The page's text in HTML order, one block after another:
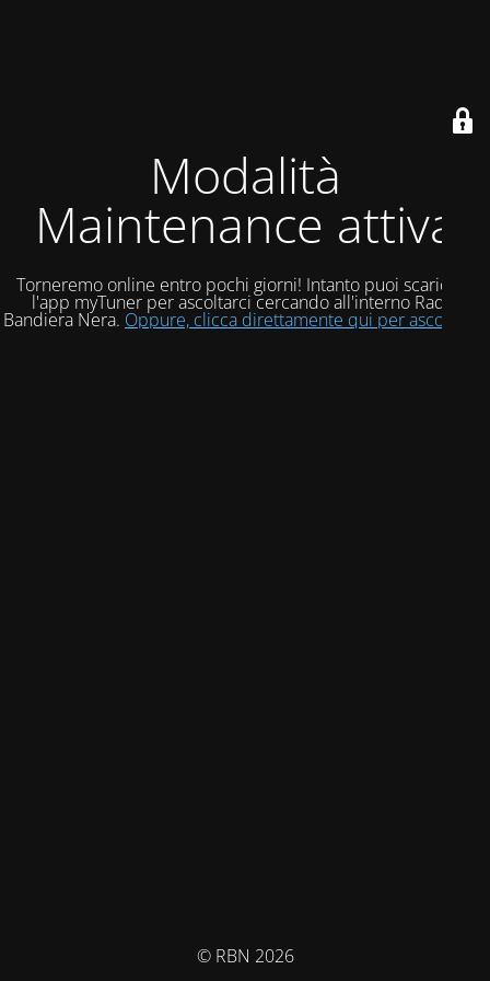
Modalità
Maintenance attiva
Torneremo online entro pochi giorni! Intanto puoi scaricare
l'app myTuner per ascoltarci cercando all'interno Radio
Bandiera Nera. Oppure, clicca direttamente qui per ascoltarci!
© RBN 2026